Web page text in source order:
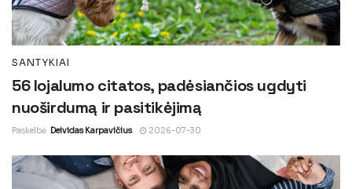
SANTYKIAI
56 lojalumo citatos, padėsiančios ugdyti
nuoširdumą ir pasitikėjimą
Paskelbė Deividas Karpavičius 2026-07-30